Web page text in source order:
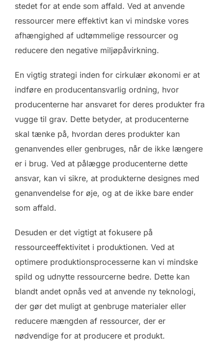
stedet for at ende som affald. Ved at anvende
ressourcer mere effektivt kan vi mindske vores
afhængighed af udtømmelige ressourcer og
reducere den negative miljøpåvirkning.
En vigtig strategi inden for cirkulær økonomi er at
indføre en producentansvarlig ordning, hvor
producenterne har ansvaret for deres produkter fra
vugge til grav. Dette betyder, at producenterne
skal tænke på, hvordan deres produkter kan
genanvendes eller genbruges, når de ikke længere
er i brug. Ved at pålægge producenterne dette
ansvar, kan vi sikre, at produkterne designes med
genanvendelse for øje, og at de ikke bare ender
som affald.
Desuden er det vigtigt at fokusere på
ressourceeffektivitet i produktionen. Ved at
optimere produktionsprocesserne kan vi mindske
spild og udnytte ressourcerne bedre. Dette kan
blandt andet opnås ved at anvende ny teknologi,
der gør det muligt at genbruge materialer eller
reducere mængden af ressourcer, der er
nødvendige for at producere et produkt.